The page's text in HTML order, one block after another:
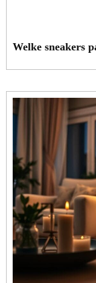
Welke sneakers